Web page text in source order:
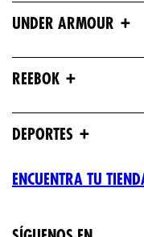
UNDER ARMOUR +
REEBOK +
DEPORTES +
ENCUENTRA TU